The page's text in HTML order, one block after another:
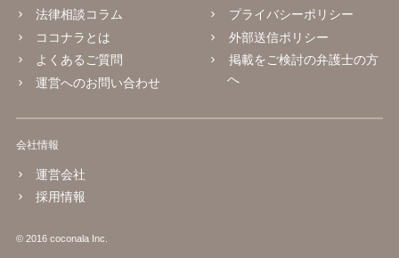
法律相談コラム
ココナラとは
よくあるご質問
運営へのお問い合わせ
プライバシーポリシー
外部送信ポリシー
掲載をご検討の弁護士の方
へ
会社情報
運営会社
採用情報
© 2016 coconala Inc.